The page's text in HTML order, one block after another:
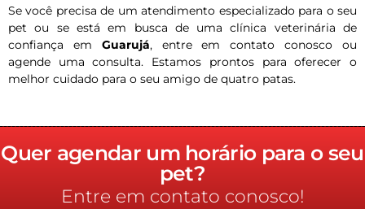
Se você precisa de um atendimento especializado para o seu
pet ou se está em busca de uma clínica veterinária de
confiança em Guarujá, entre em contato conosco ou
agende uma consulta. Estamos prontos para oferecer o
melhor cuidado para o seu amigo de quatro patas.
Quer agendar um horário para o seu
pet?
Entre em contato conosco!